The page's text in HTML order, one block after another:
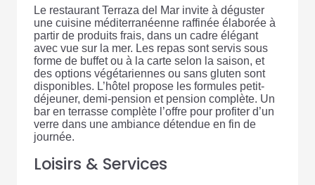
Le restaurant Terraza del Mar invite à déguster
une cuisine méditerranéenne raffinée élaborée à
partir de produits frais, dans un cadre élégant
avec vue sur la mer. Les repas sont servis sous
forme de buffet ou à la carte selon la saison, et
des options végétariennes ou sans gluten sont
disponibles. L’hôtel propose les formules petit-
déjeuner, demi-pension et pension complète. Un
bar en terrasse complète l’offre pour profiter d’un
verre dans une ambiance détendue en fin de
journée.
Loisirs & Services